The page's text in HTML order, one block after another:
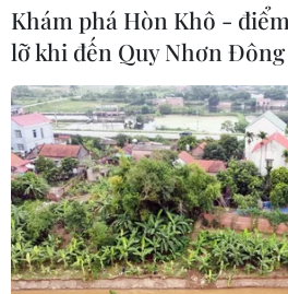
phủ của Thủ tướng Yemen
Khám phá Hòn Khô -
lỡ khi đến Quy Nhơn Đông